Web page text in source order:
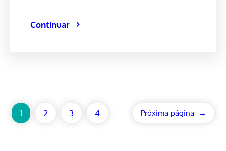
Continuar
1 2 3 4 Próxima página →